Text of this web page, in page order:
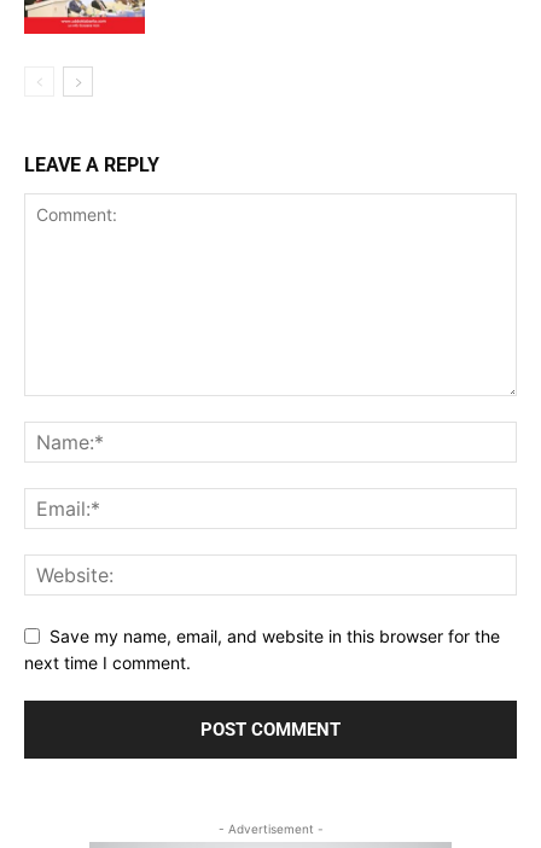
LEAVE A REPLY
Save my name, email, and website in this browser for the
next time I comment.
- Advertisement -